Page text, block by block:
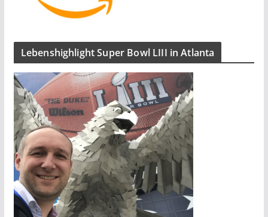
Lebenshighlight Super Bowl LIII in Atlanta